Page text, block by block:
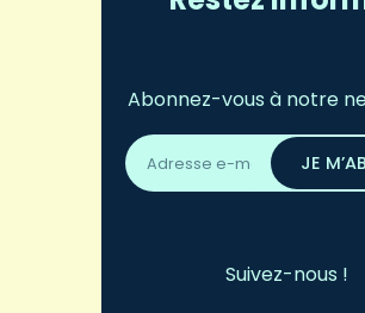
Abonnez-vous à notre
Adresse
email
*
JE
Suivez-nous !